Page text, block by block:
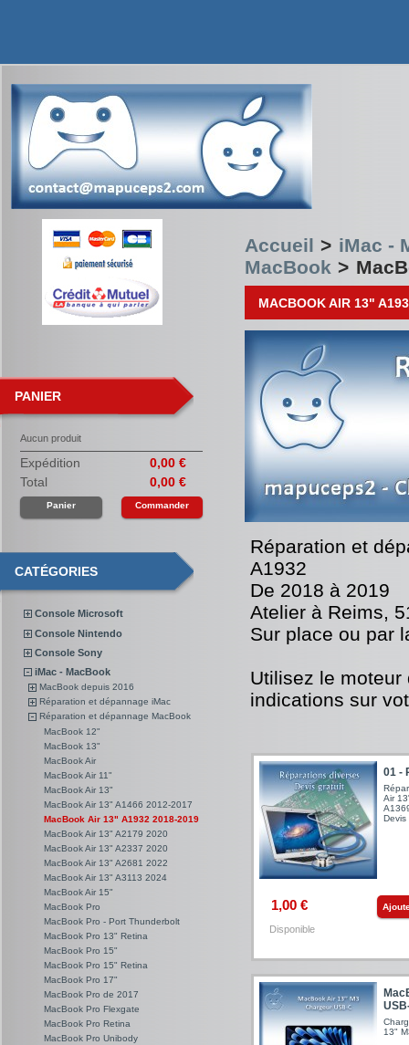
PANIER
Aucun produit
Expédition
0,00 €
Total
0,00 €
Panier Commander
CATÉGORIES
Console Microsoft
Console Nintendo
Console Sony
iMac - MacBook
MacBook depuis 2016
Réparation et dépannage iMac
Réparation et dépannage MacBook
MacBook 12"
MacBook 13"
MacBook Air
MacBook Air 11"
MacBook Air 13"
MacBook Air 13" A1466 2012-2017
MacBook Air 13" A1932 2018-2019
MacBook Air 13" A2179 2020
MacBook Air 13" A2337 2020
MacBook Air 13" A2681 2022
MacBook Air 13" A3113 2024
MacBook Air 15"
MacBook Pro
MacBook Pro - Port Thunderbolt
MacBook Pro 13" Retina
MacBook Pro 15"
MacBook Pro 15" Retina
MacBook Pro 17"
MacBook Pro de 2017
MacBook Pro Flexgate
MacBook Pro Retina
MacBook Pro Unibody
Accueil > iMac -
MacBook >
MACBOOK AIR 13"
Réparation et
A1932
De 2018 à 2019
Atelier à Reims,
Sur place ou par
Utilisez le
indications sur
01 -
Air
Devis
1,00 €
Disponible
13"